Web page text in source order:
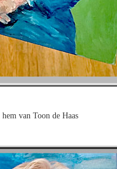
van Toon de Haas